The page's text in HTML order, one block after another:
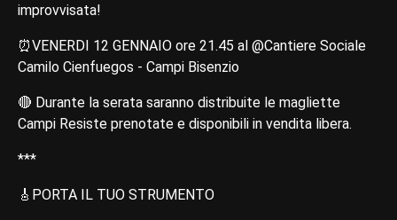
improvvisata!
⏰VENERDI 12 GENNAIO ore 21.45 al @Cantiere Sociale
Camilo Cienfuegos - Campi Bisenzio
🔴 Durante la serata saranno distribuite le magliette
Campi Resiste prenotate e disponibili in vendita libera.
***
🎸PORTA IL TUO STRUMENTO